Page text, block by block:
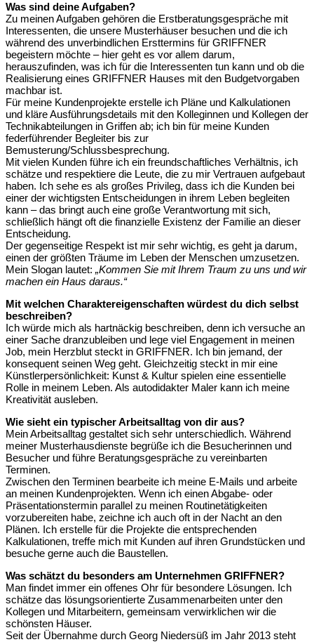
Was sind deine Aufgaben?
Zu meinen Aufgaben gehören die Erstberatungsgespräche mit
Interessenten, die unsere Musterhäuser besuchen und die ich
während des unverbindlichen Ersttermins für GRIFFNER
begeistern möchte – hier geht es vor allem darum,
herauszufinden, was ich für die Interessenten tun kann und ob die
Realisierung eines GRIFFNER Hauses mit den Budgetvorgaben
machbar ist.
Für meine Kundenprojekte erstelle ich Pläne und Kalkulationen
und kläre Ausführungsdetails mit den Kolleginnen und Kollegen der
Technikabteilungen in Griffen ab; ich bin für meine Kunden
federführender Begleiter bis zur
Bemusterung/Schlussbesprechung.
Mit vielen Kunden führe ich ein freundschaftliches Verhältnis, ich
schätze und respektiere die Leute, die zu mir Vertrauen aufgebaut
haben. Ich sehe es als großes Privileg, dass ich die Kunden bei
einer der wichtigsten Entscheidungen in ihrem Leben begleiten
kann – das bringt auch eine große Verantwortung mit sich,
schließlich hängt oft die finanzielle Existenz der Familie an dieser
Entscheidung.
Der gegenseitige Respekt ist mir sehr wichtig, es geht ja darum,
einen der größten Träume im Leben der Menschen umzusetzen.
Mein Slogan lautet: „Kommen Sie mit Ihrem Traum zu uns und wir
machen ein Haus daraus.“
Mit welchen Charaktereigenschaften würdest du dich selbst
beschreiben?
Ich würde mich als hartnäckig beschreiben, denn ich versuche an
einer Sache dranzubleiben und lege viel Engagement in meinen
Job, mein Herzblut steckt in GRIFFNER. Ich bin jemand, der
konsequent seinen Weg geht. Gleichzeitig steckt in mir eine
Künstlerpersönlichkeit: Kunst & Kultur spielen eine essentielle
Rolle in meinem Leben. Als autodidakter Maler kann ich meine
Kreativität ausleben.
Wie sieht ein typischer Arbeitsalltag von dir aus?
Mein Arbeitsalltag gestaltet sich sehr unterschiedlich. Während
meiner Musterhausdienste begrüße ich die Besucherinnen und
Besucher und führe Beratungsgespräche zu vereinbarten
Terminen.
Zwischen den Terminen bearbeite ich meine E-Mails und arbeite
an meinen Kundenprojekten. Wenn ich einen Abgabe- oder
Präsentationstermin parallel zu meinen Routinetätigkeiten
vorzubereiten habe, zeichne ich auch oft in der Nacht an den
Plänen. Ich erstelle für die Projekte die entsprechenden
Kalkulationen, treffe mich mit Kunden auf ihren Grundstücken und
besuche gerne auch die Baustellen.
Was schätzt du besonders am Unternehmen GRIFFNER?
Man findet immer ein offenes Ohr für besondere Lösungen. Ich
schätze das lösungsorientierte Zusammenarbeiten unter den
Kollegen und Mitarbeitern, gemeinsam verwirklichen wir die
schönsten Häuser.
Seit der Übernahme durch Georg Niedersüß im Jahr 2013 steht